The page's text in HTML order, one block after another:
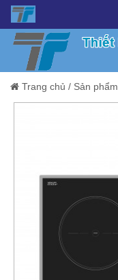
Trang chủ / Sản phẩm